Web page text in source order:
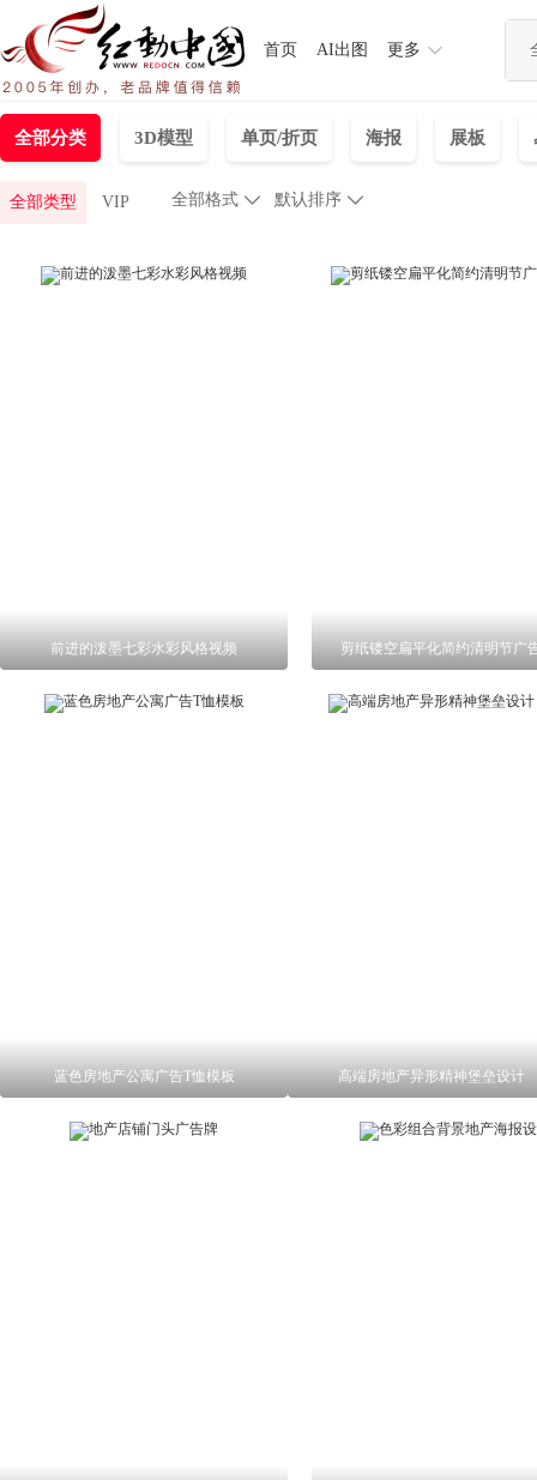
首页 AI出图 更多
全部分类 3D模型 单页/折页 海报 展板
全部类型 VIP 
全部格式 默认排序 
前进的泼墨七彩水彩风格视频 剪纸镂空扁平化简约清明节广
蓝色房地产公寓广告T恤模板 高端房地产异形精神堡垒设计